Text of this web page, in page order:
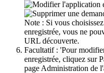
Note : Si vous
enregistrée, vous ne
URL découverte.
Facultatif : 'Pour
enregistrée, cliquez sur
page Administration de